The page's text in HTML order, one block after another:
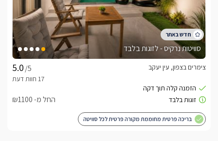
סוויטות נרקיס - לזוגות בלבד
/5
צימרים בצפון, עין יעקב
החל מ- ₪1100
בריכה פרטית מחוממת מקורה פרטית לכל סוויטה